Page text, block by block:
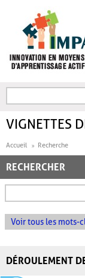
FORMULAIRE DE
VIGNETTES
Accueil Recherche
RECHERCHER
Voir tous les mots-
DÉROULEMENT